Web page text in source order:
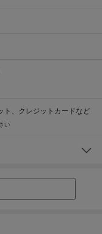
ト、クレジットカードなど
い